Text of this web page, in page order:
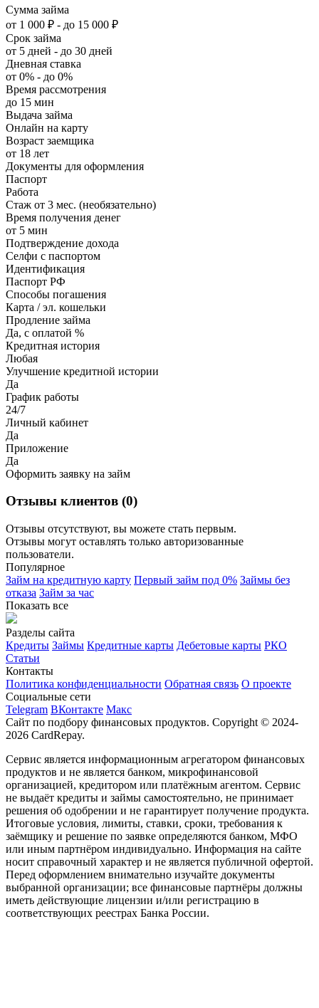
Сумма займа
от 1 000 ₽ - до 15 000 ₽
Срок займа
от 5 дней - до 30 дней
Дневная ставка
от 0% - до 0%
Время рассмотрения
до 15 мин
Выдача займа
Онлайн на карту
Возраст заемщика
от 18 лет
Документы для оформления
Паспорт
Работа
Стаж от 3 мес. (необязательно)
Время получения денег
от 5 мин
Подтверждение дохода
Селфи с паспортом
Идентификация
Паспорт РФ
Способы погашения
Карта / эл. кошельки
Продление займа
Да, с оплатой %
Кредитная история
Любая
Улучшение кредитной истории
Да
График работы
24/7
Личный кабинет
Да
Приложение
Да
Оформить заявку на займ
Отзывы клиентов (0)
Отзывы отсутствуют, вы можете стать первым.
Отзывы могут оставлять только авторизованные
пользователи.
Популярное
Займ на кредитную карту Первый займ под 0% Займы без
отказа Займ за час
Показать все
Разделы сайта
Кредиты Займы Кредитные карты Дебетовые карты РКО
Статьи
Контакты
Политика конфиденциальности Обратная связь О проекте
Социальные сети
Telegram ВКонтакте Макс
Сайт по подбору финансовых продуктов. Copyright © 2024-
2026 CardRepay.
Сервис является информационным агрегатором финансовых
продуктов и не является банком, микрофинансовой
организацией, кредитором или платёжным агентом. Сервис
не выдаёт кредиты и займы самостоятельно, не принимает
решения об одобрении и не гарантирует получение продукта.
Итоговые условия, лимиты, ставки, сроки, требования к
заёмщику и решение по заявке определяются банком, МФО
или иным партнёром индивидуально. Информация на сайте
носит справочный характер и не является публичной офертой.
Перед оформлением внимательно изучайте документы
выбранной организации; все финансовые партнёры должны
иметь действующие лицензии и/или регистрацию в
соответствующих реестрах Банка России.